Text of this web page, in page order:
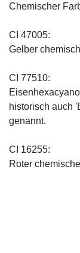
Chemischer
CI 47005:
Gelber
CI 77510:
historisch auch
genannt.
CI 16255:
Roter